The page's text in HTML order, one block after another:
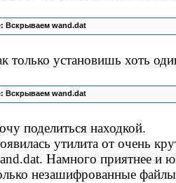
Вскрываем wand.dat
только установишь хоть
Вскрываем wand.dat
поделиться находкой.
утилита от очень
Намного приятнее и
незашифрованные